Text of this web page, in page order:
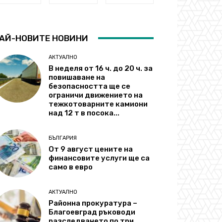
НОВИТЕ НОВИНИ
АКТУАЛНО
В неделя от 16 ч. до 20 ч. за
повишаване на
безопасността ще се
ограничи движението на
тежкотоварните камиони
над 12 т в посока...
БЪЛГАРИЯ
От 9 август цените на
финансовите услуги ще са
само в евро
АКТУАЛНО
Районна прокуратура –
Благоевград ръководи